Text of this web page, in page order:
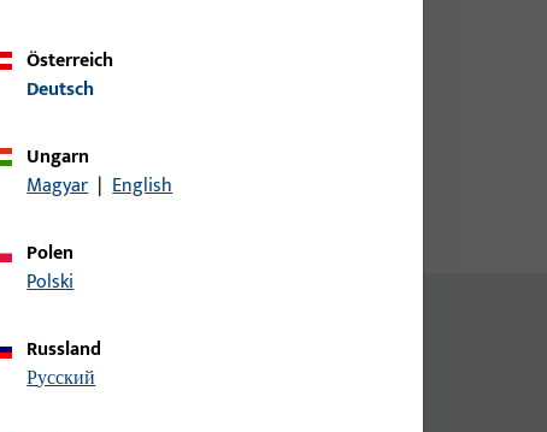
Österreich
Deutsch
Ungarn
Magyar | English
Polen
Polski
Russland
русский